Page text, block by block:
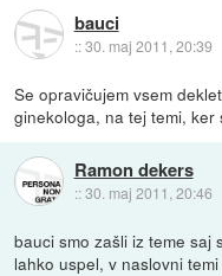
bauci
::30. maj 2011, 20:39
Se opravičujem vsem
ginekologa, na tej temi,
Ramon dekers
::30. maj 2011, 20:46
bauci smo zašli iz teme saj
lahko uspel, v naslovni temi